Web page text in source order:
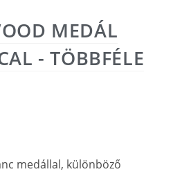
MEDÁL
- TÖBBFÉLE
medállal, különböző